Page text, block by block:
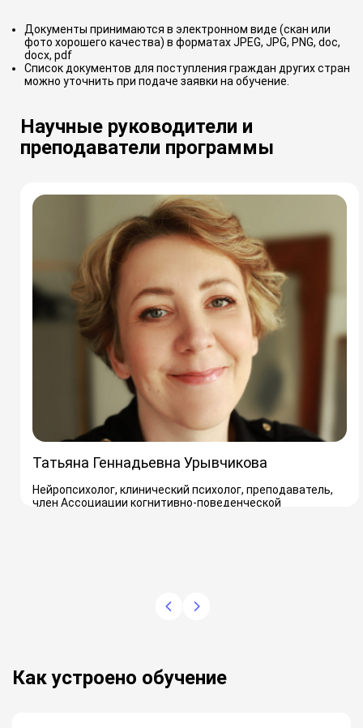
Документы принимаются в электронном виде (скан или
фото хорошего качества) в форматах JPEG, JPG, PNG, doc,
docx, pdf
Список документов для поступления граждан других стран
можно уточнить при подаче заявки на обучение.
Научные руководители и
преподаватели программы
Татьяна Геннадьевна Урывчикова
Нейропсихолог, клинический психолог, преподаватель,
член Ассоциации когнитивно-поведенческой
Как устроено обучение